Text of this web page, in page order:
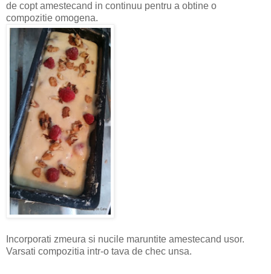
de copt amestecand in continuu pentru a obtine o
compozitie omogena.
Incorporati zmeura si nucile maruntite amestecand usor.
Varsati compozitia intr-o tava de chec unsa.